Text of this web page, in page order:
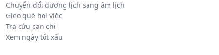
Chuyển đổi dương lịch sang âm lịch
Gieo quẻ hỏi việc
Tra cứu can chi
Xem ngày tốt xấu